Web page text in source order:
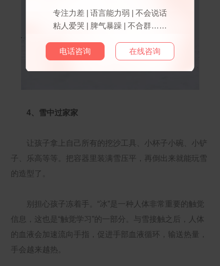
4、雪中过家家
让孩子拿上自己所有的挖沙工具、小杯子小碗、小铲
子、乐高等等。把容器里装满雪压平，再倒出来就能玩雪
的造型了。
别担心孩子冻着手。“冰”是一种人体非常重要的触觉
信息，这也是“触觉学习”的一部分。与雪接触之后，人体
的血液会加速流向手指，促进手部血液循环，输送热量，
手会越来越热。
专注力差 | 语言能力弱 | 不会说话
粘人爱哭 | 脾气暴躁 | 不合群……
电话咨询 在线咨询